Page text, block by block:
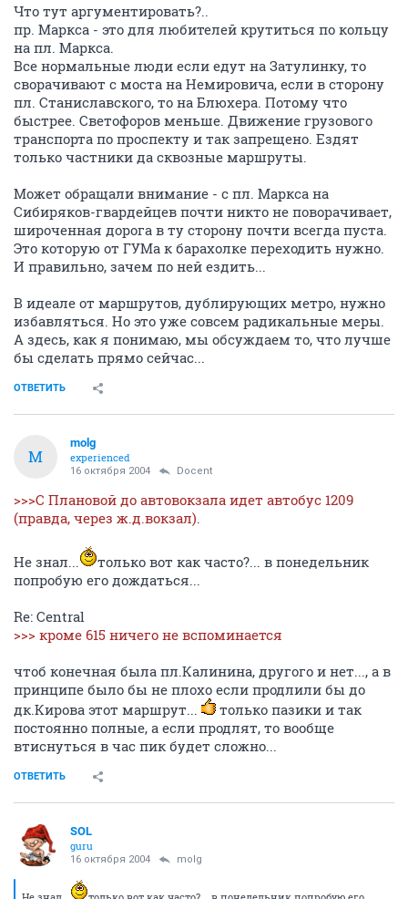
Что тут аргументировать?..
пр. Маркса - это для любителей крутиться по кольцу
на пл. Маркса.
Все нормальные люди если едут на Затулинку, то
сворачивают с моста на Немировича, если в сторону
пл. Станиславского, то на Блюхера. Потому что
быстрее. Светофоров меньше. Движение грузового
транспорта по проспекту и так запрещено. Ездят
только частники да сквозные маршруты.
Может обращали внимание - с пл. Маркса на
Сибиряков-гвардейцев почти никто не поворачивает,
широченная дорога в ту сторону почти всегда пуста.
Это которую от ГУМа к барахолке переходить нужно.
И правильно, зачем по ней ездить...
В идеале от маршрутов, дублирующих метро, нужно
избавляться. Но это уже совсем радикальные меры.
А здесь, как я понимаю, мы обсуждаем то, что лучше
бы сделать прямо сейчас...
ОТВЕТИТЬ
M
molg
experienced
16 октября 2004 Docent
>>>С Плановой до автовокзала идет автобус 1209
(правда, через ж.д.вокзал).
Не знал...
только вот как часто?... в понедельник
попробую его дождаться...
Re: Central
>>> кроме 615 ничего не вспоминается
чтоб конечная была пл.Калинина, другого и нет..., а в
принципе было бы не плохо если продлили бы до
дк.Кирова этот маршрут...
только пазики и так
постоянно полные, а если продлят, то вообще
втиснуться в час пик будет сложно...
ОТВЕТИТЬ
SOL
guru
16 октября 2004 molg